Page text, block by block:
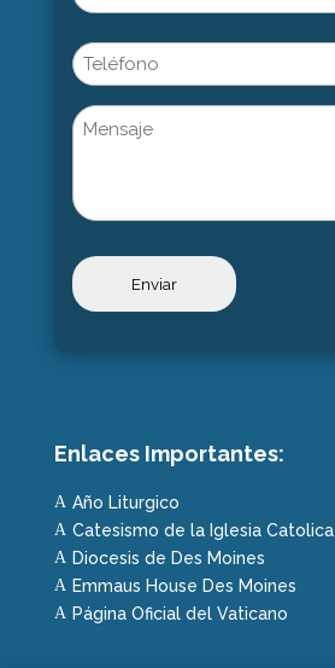
(Obligatorio)
Phone
Untitled
Enlaces Importantes:
A Año Liturgico
A Catesismo de la Iglesia Catolica
A Diocesis de Des Moines
A Emmaus House Des Moines
A Página Oficial del Vaticano